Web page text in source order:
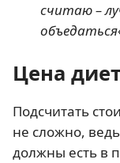
считаю –
объедаться
Цена
Подсчитать
не сложно,
должны есть в